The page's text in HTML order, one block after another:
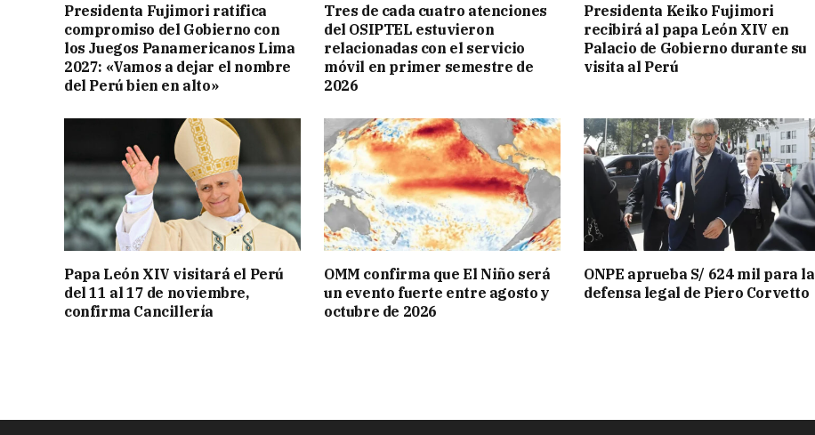
Presidenta Fujimori ratifica
compromiso del Gobierno con
los Juegos Panamericanos Lima
2027: «Vamos a dejar el nombre
del Perú bien en alto»
Tres de cada cuatro atenciones
del OSIPTEL estuvieron
relacionadas con el servicio
móvil en primer semestre de
2026
Presidenta Keiko Fujimori
recibirá al papa León XIV en
Palacio de Gobierno durante su
visita al Perú
Papa León XIV visitará el Perú
del 11 al 17 de noviembre,
confirma Cancillería
OMM confirma que El Niño será
un evento fuerte entre agosto y
octubre de 2026
ONPE aprueba S/ 624 mil para la
defensa legal de Piero Corvetto